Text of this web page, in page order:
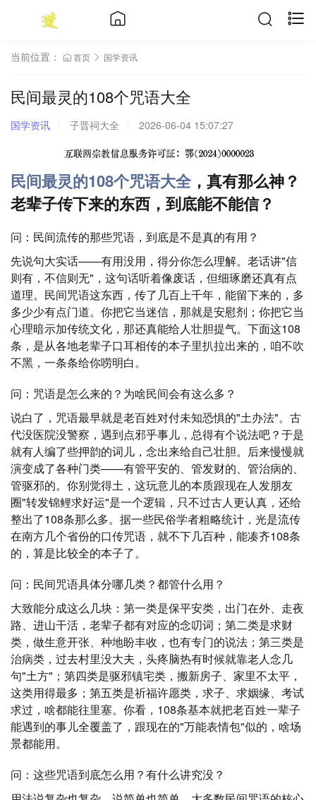
当前位置： 首页 国学资讯
民间最灵的108个咒语大全
国学资讯 子晋祠大全 2026-06-04 15:07:27
民间最灵的108个咒语大全，真有那么神？
老辈子传下来的东西，到底能不能信？
问：民间流传的那些咒语，到底是不是真的有用？
先说句大实话——有用没用，得分你怎么理解。老话讲"信
则有，不信则无"，这句话听着像废话，但细琢磨还真有点
道理。民间咒语这东西，传了几百上千年，能留下来的，多
多少少有点门道。你把它当迷信，那就是安慰剂；你把它当
心理暗示加传统文化，那还真能给人壮胆提气。下面这108
条，是从各地老辈子口耳相传的本子里扒拉出来的，咱不吹
不黑，一条条给你唠明白。
问：咒语是怎么来的？为啥民间会有这么多？
说白了，咒语最早就是老百姓对付未知恐惧的"土办法"。古
代没医院没警察，遇到点邪乎事儿，总得有个说法吧？于是
就有人编了些押韵的词儿，念出来给自己壮胆。后来慢慢就
演变成了各种门类——有管平安的、管发财的、管治病的、
管驱邪的。你别觉得土，这玩意儿的本质跟现在人发朋友
圈"转发锦鲤求好运"是一个逻辑，只不过古人更认真，还给
整出了108条那么多。据一些民俗学者粗略统计，光是流传
在南方几个省份的口传咒语，就不下几百种，能凑齐108条
的，算是比较全的本子了。
问：民间咒语具体分哪几类？都管什么用？
大致能分成这么几块：第一类是保平安类，出门在外、走夜
路、进山干活，老辈子都有对应的念叨词；第二类是求财
类，做生意开张、种地盼丰收，也有专门的说法；第三类是
治病类，过去村里没大夫，头疼脑热有时候就靠老人念几
句"土方"；第四类是驱邪镇宅类，搬新房子、家里不太平，
这类用得最多；第五类是祈福许愿类，求子、求姻缘、考试
求过，啥都能往里塞。你看，108条基本就把老百姓一辈子
能遇到的事儿全覆盖了，跟现在的"万能表情包"似的，啥场
景都能用。
问：这些咒语到底怎么用？有什么讲究没？